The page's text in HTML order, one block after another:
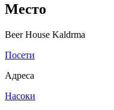
Место
Beer House Kaldrma
Посети
Адреса
Насоки